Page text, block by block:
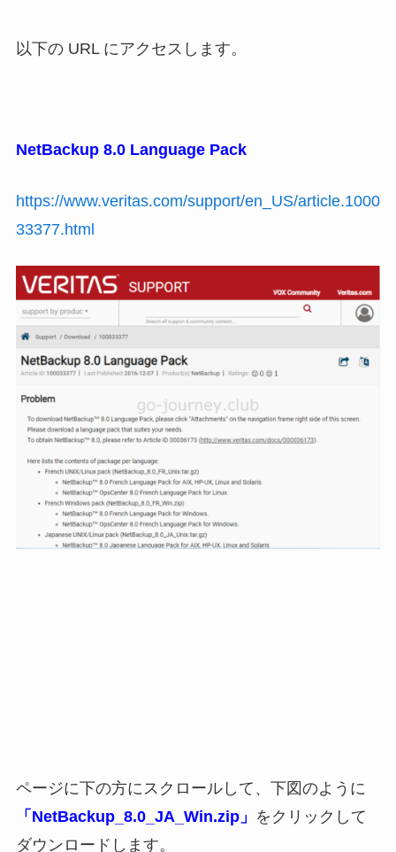
以下の URL にアクセスします。
NetBackup 8.0 Language Pack
https://www.veritas.com/support/en_US/article.1000
33377.html
ページに下の方にスクロールして、下図のように
「NetBackup_8.0_JA_Win.zip」 をクリックして
ダウンロードします。